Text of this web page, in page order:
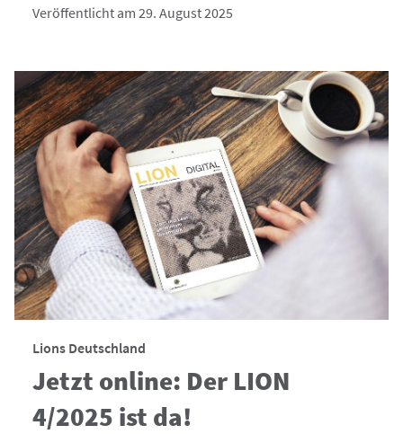
Veröffentlicht am 29. August 2025
Lions Deutschland
Jetzt online: Der LION
4/2025 ist da!